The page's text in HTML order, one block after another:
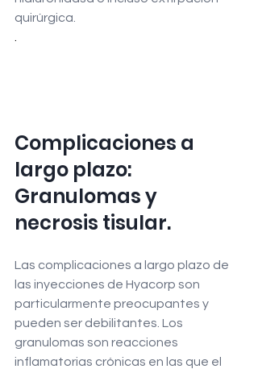
quirúrgica.
Complicaciones a
largo plazo:
Granulomas y
necrosis tisular.
Las complicaciones a largo plazo de
las inyecciones de Hyacorp son
particularmente preocupantes y
pueden ser debilitantes. Los
granulomas son reacciones
inflamatorias crónicas en las que el